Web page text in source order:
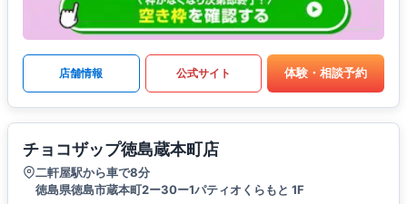
店舗情報 公式サイト 体験・相談予約
チョコザップ徳島蔵本町店
二軒屋駅から車で8分
徳島県徳島市蔵本町2ー30ー1パティオくらもと 1F